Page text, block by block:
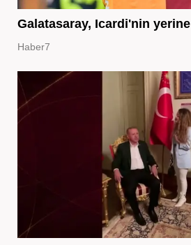
Galatasaray, Icardi'nin
Haber7